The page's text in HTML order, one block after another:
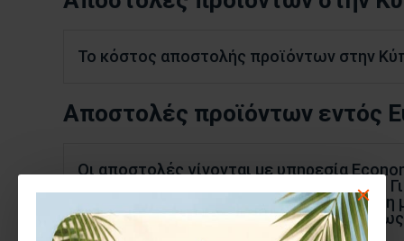
Το κόστος αποστολής προϊόντων στην
Αποστολές προϊόντων εντός
Οι αποστολές γίνονται με υπηρεσία
– Τα έξοδα αποστολής είναι 15€ στα 3kg.
– Για την επιλογή αποστολής με
– Για παραγγελία από 100€ και άνω και